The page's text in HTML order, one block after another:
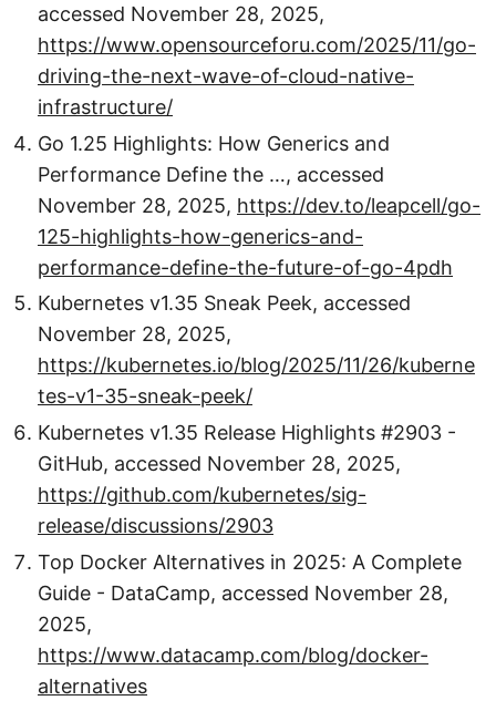
accessed November 28, 2025,
https://www.opensourceforu.com/2025/11/go-
driving-the-next-wave-of-cloud-native-
infrastructure/
Go 1.25 Highlights: How Generics and
Performance Define the …, accessed
November 28, 2025, https://dev.to/leapcell/go-
125-highlights-how-generics-and-
performance-define-the-future-of-go-4pdh
Kubernetes v1.35 Sneak Peek, accessed
November 28, 2025,
https://kubernetes.io/blog/2025/11/26/kuberne
tes-v1-35-sneak-peek/
Kubernetes v1.35 Release Highlights #2903 -
GitHub, accessed November 28, 2025,
https://github.com/kubernetes/sig-
release/discussions/2903
Top Docker Alternatives in 2025: A Complete
Guide - DataCamp, accessed November 28,
2025,
https://www.datacamp.com/blog/docker-
alternatives